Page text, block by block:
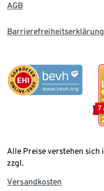
AGB
Barrierefreiheitserklärung
Alle Preise verstehen
zzgl.
Versandkosten